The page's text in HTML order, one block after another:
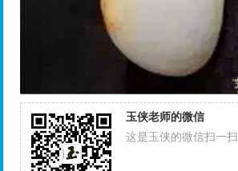
玉侠老师的微信
这是玉侠的微信扫一扫